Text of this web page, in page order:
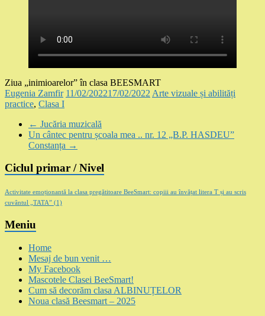
Ziua „inimioarelor” în clasa BEESMART
Eugenia Zamfir 11/02/202217/02/2022 Arte vizuale și abilități
practice, Clasa I
← Jucăria muzicală
Un cântec pentru școala mea .. nr. 12 „B.P. HASDEU”
Constanța →
Ciclul primar / Nivel
Activitate emoționantă la clasa pregătitoare BeeSmart: copiii au învățat litera T și au scris
cuvântul „TATA” (1)
Meniu
Home
Mesaj de bun venit …
My Facebook
Mascotele Clasei BeeSmart!
Cum să decorăm clasa ALBINUȚELOR
Noua clasă Beesmart – 2025